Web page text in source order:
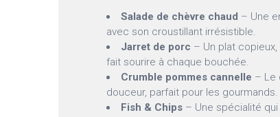
Salade de chèvre chaud – Une
avec son croustillant irrésistible.
Jarret de porc – Un plat
fait sourire à chaque bouchée.
Crumble pommes cannelle – Le
douceur, parfait pour les gourmands.
Fish & Chips – Une spécialité